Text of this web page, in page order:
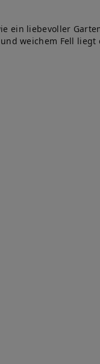
ein liebevoller
weichem Fell liegt